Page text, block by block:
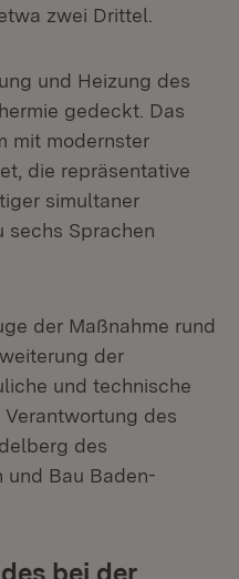
zwei Drittel.
und Heizung des
gedeckt. Das
mit modernster
die repräsentative
simultaner
sechs Sprachen
der Maßnahme rund
der
und technische
des
des
und Bau Baden-